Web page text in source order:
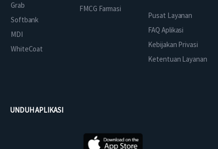
Grab
Softbank
MDI
WhiteCoat
FMCG Farmasi
Pusat Layanan
FAQ Aplikasi
Kebijakan Privasi
Ketentuan Layanan
UNDUH APLIKASI